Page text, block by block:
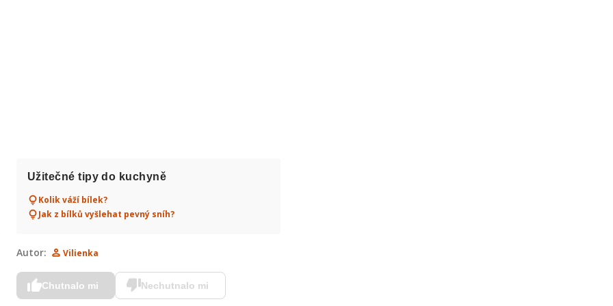
Užitečné tipy do kuchyně
Kolik váží bílek?
Jak z bílků vyšlehat pevný sníh?
Autor: Vilienka
Chutnalo mi Nechutnalo mi